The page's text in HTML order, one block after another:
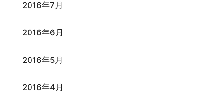
2016年7月
2016年6月
2016年5月
2016年4月